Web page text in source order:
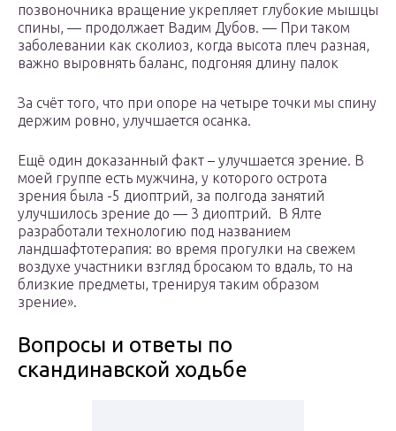
позвоночника вращение укрепляет глубокие мышцы
спины, — продолжает Вадим Дубов. — При таком
заболевании как сколиоз, когда высота плеч разная,
важно выровнять баланс, подгоняя длину палок
За счёт того, что при опоре на четыре точки мы спину
держим ровно, улучшается осанка.
Ещё один доказанный факт – улучшается зрение. В
моей группе есть мужчина, у которого острота
зрения была -5 диоптрий, за полгода занятий
улучшилось зрение до — 3 диоптрий. В Ялте
разработали технологию под названием
ландшафтотерапия: во время прогулки на свежем
воздухе участники взгляд бросаюм то вдаль, то на
близкие предметы, тренируя таким образом
зрение».
Вопросы и ответы по
скандинавской ходьбе